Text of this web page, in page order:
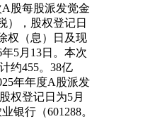
股每股派发觉金
），股权登记日
权（息）日及现
5月13日。本次
约455。38亿
年年度A股派发
权登记日为5月
银行（601288。